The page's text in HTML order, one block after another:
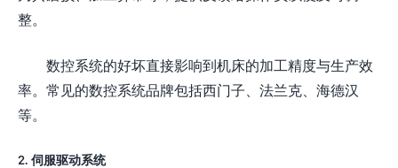
整。
数控系统的好坏直接影响到机床的加工精度与生产效
率。常见的数控系统品牌包括西门子、法兰克、海德汉
等。
2. 伺服驱动系统